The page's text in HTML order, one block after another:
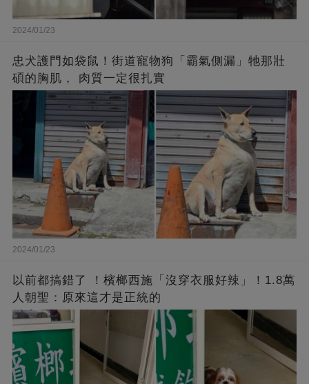
2024/01/23
忠犬護門如袋鼠！街道寵物狗「霸氣側漏」牠那壯
碩的胸肌， 肉質一定很扎實
2024/01/23
以前都搞錯了 ！檳榔西施「沒穿衣服好辣」！1.8萬
人朝聖：原來這才是正統的